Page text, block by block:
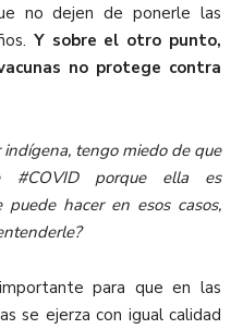
no dejen de ponerle las
Y sobre el otro punto,
no protege contra
tengo miedo de que
#COVID porque ella es
hacer en esos casos,
para que en las
se ejerza con igual calidad